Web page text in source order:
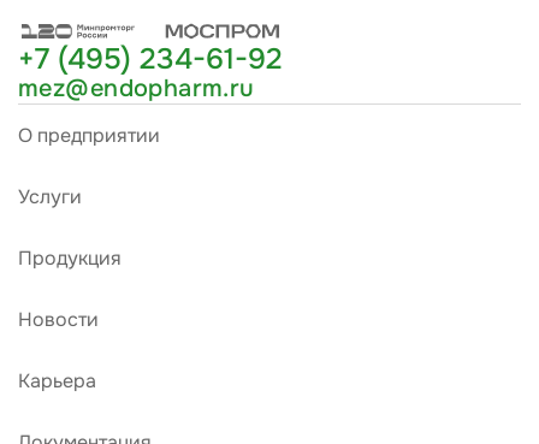
+7 (495) 234-61-92
mez@endopharm.ru
О предприятии
Услуги
Продукция
Новости
Карьера